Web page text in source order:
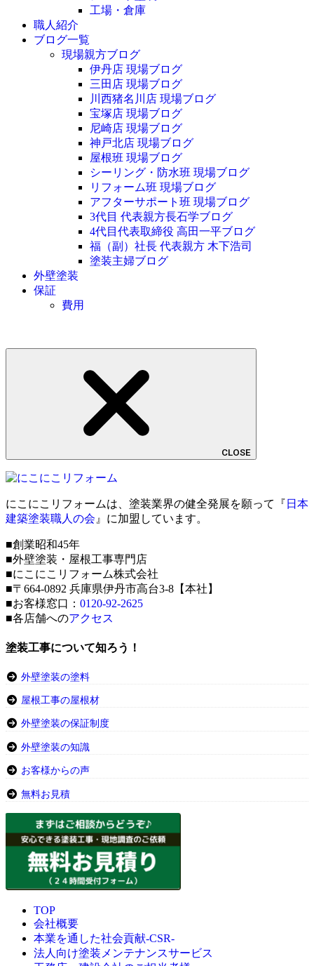
工場・倉庫
職人紹介
ブログ一覧
現場親方ブログ
伊丹店 現場ブログ
三田店 現場ブログ
川西猪名川店 現場ブログ
宝塚店 現場ブログ
尼崎店 現場ブログ
神戸北店 現場ブログ
屋根班 現場ブログ
シーリング・防水班 現場ブログ
リフォーム班 現場ブログ
アフターサポート班 現場ブログ
3代目 代表親方長石学ブログ
4代目代表取締役 高田一平ブログ
福（副）社長 代表親方 木下浩司
塗装主婦ブログ
外壁塗装
保証
費用
CLOSE
にこにこリフォームは、塗装業界の健全発展を願って『 日本
建築塗装職人の会 』に加盟しています。
■創業昭和45年
■外壁塗装・屋根工事専門店
■にこにこリフォーム株式会社
■〒664-0892 兵庫県伊丹市高台3-8【本社】
■お客様窓口： 0120-92-2625
■各店舗へのアクセス
塗装工事について知ろう！
外壁塗装の塗料
屋根工事の屋根材
外壁塗装の保証制度
外壁塗装の知識
お客様からの声
無料お見積
TOP
会社概要
本業を通した社会貢献-CSR-
法人向け塗装メンテナンスサービス